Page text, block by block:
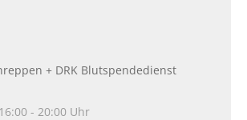
+ DRK Blutspendedienst
- 20:00 Uhr